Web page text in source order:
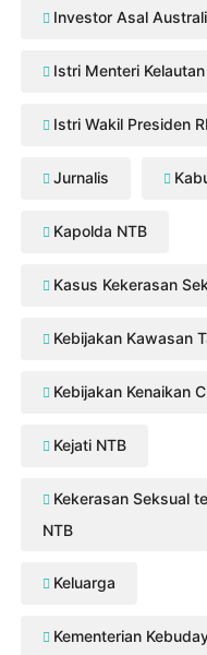
Investor Asal
Istri Menteri Kelautan
Istri Wakil Presiden RI
Jurnalis
Kapolda NTB
Kasus Kekerasan
Kebijakan Kawasan
Kebijakan Kenaikan
Kejati NTB
Kekerasan Seksual
NTB
Keluarga
Kementerian